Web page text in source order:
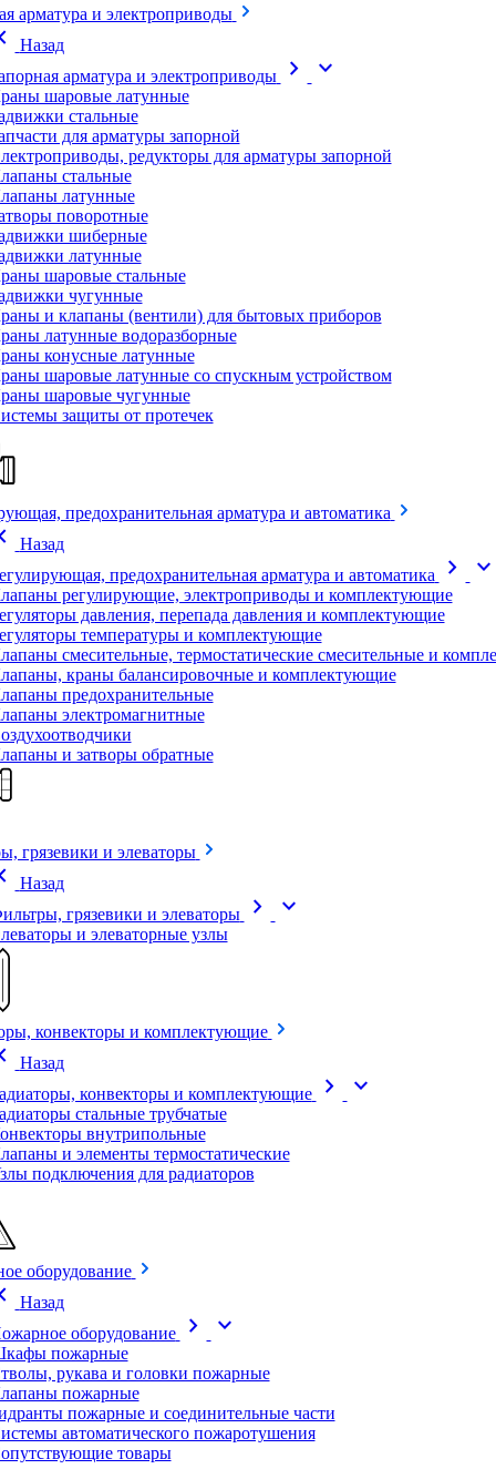
арматура и электроприводы
Назад
арматура и электроприводы
chevron_right expand_more
шаровые латунные
стальные
для арматуры запорной
редукторы для арматуры запорной
стальные
латунные
поворотные
шиберные
латунные
шаровые стальные
чугунные
и клапаны (вентили) для бытовых приборов
латунные водоразборные
конусные латунные
шаровые латунные со спускным устройством
шаровые чугунные
защиты от протечек
предохранительная арматура и автоматика
Назад
предохранительная арматура и автоматика
chevron_right expand_more
регулирующие, электроприводы и комплектующие
давления, перепада давления и комплектующие
температуры и комплектующие
смесительные, термостатические смесительные и
краны балансировочные и комплектующие
предохранительные
электромагнитные
и затворы обратные
грязевики и элеваторы
Назад
грязевики и элеваторы
chevron_right expand_more
и элеваторные узлы
конвекторы и комплектующие
Назад
конвекторы и комплектующие
chevron_right expand_more
стальные трубчатые
внутрипольные
и элементы термостатические
подключения для радиаторов
оборудование
Назад
оборудование
chevron_right expand_more
пожарные
рукава и головки пожарные
пожарные
пожарные и соединительные части
автоматического пожаротушения
товары